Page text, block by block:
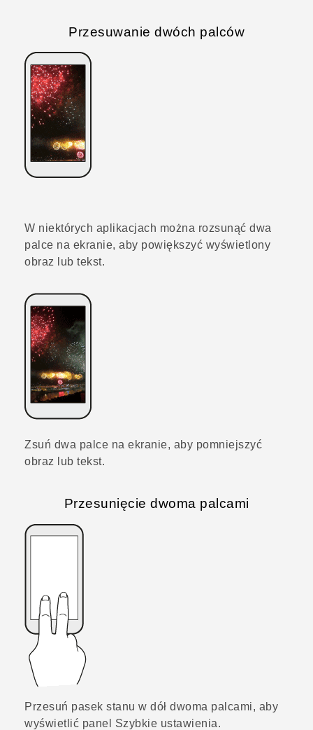
Przesuwanie dwóch palców
W niektórych aplikacjach można rozsunąć dwa
palce na ekranie, aby powiększyć wyświetlony
obraz lub tekst.
Zsuń dwa palce na ekranie, aby pomniejszyć
obraz lub tekst.
Przesunięcie dwoma palcami
Przesuń pasek stanu w dół dwoma palcami, aby
wyświetlić panel Szybkie ustawienia.